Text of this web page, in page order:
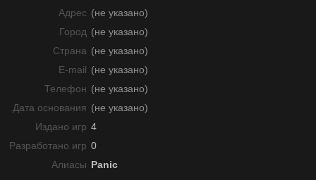
Адрес (не указано)
Город (не указано)
Страна (не указано)
E-mail (не указано)
Телефон (не указано)
Дата основания (не указано)
Издано игр 4
Разработано игр 0
Алиасы Panic